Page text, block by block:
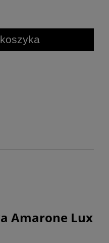
Amarone Lux